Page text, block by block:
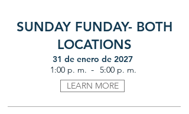
SUNDAY FUNDAY- BOTH
LOCATIONS
31 de enero de 2027
1:00 p. m. - 5:00 p. m.
LEARN MORE